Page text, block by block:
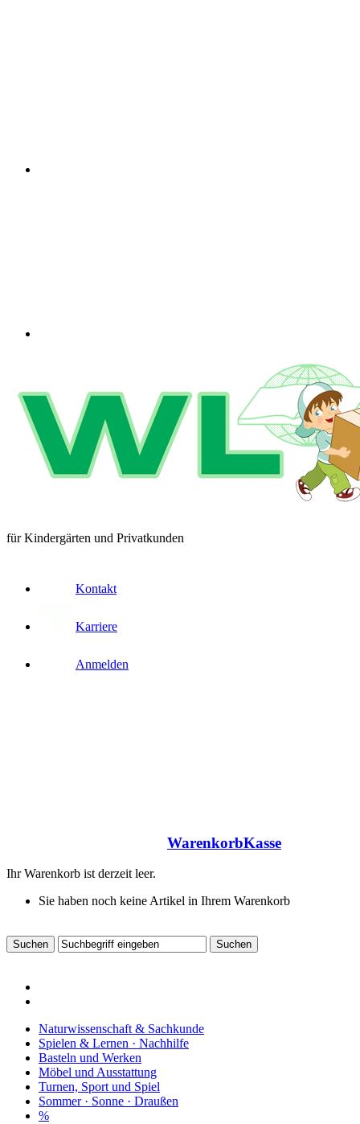
für Kindergärten und Privatkunden
Kontakt
Karriere
Anmelden
WarenkorbKasse
Ihr Warenkorb ist derzeit leer.
Sie haben noch keine Artikel in Ihrem Warenkorb
Naturwissenschaft & Sachkunde
Spielen & Lernen · Nachhilfe
Basteln und Werken
Möbel und Ausstattung
Turnen, Sport und Spiel
Sommer · Sonne · Draußen
%